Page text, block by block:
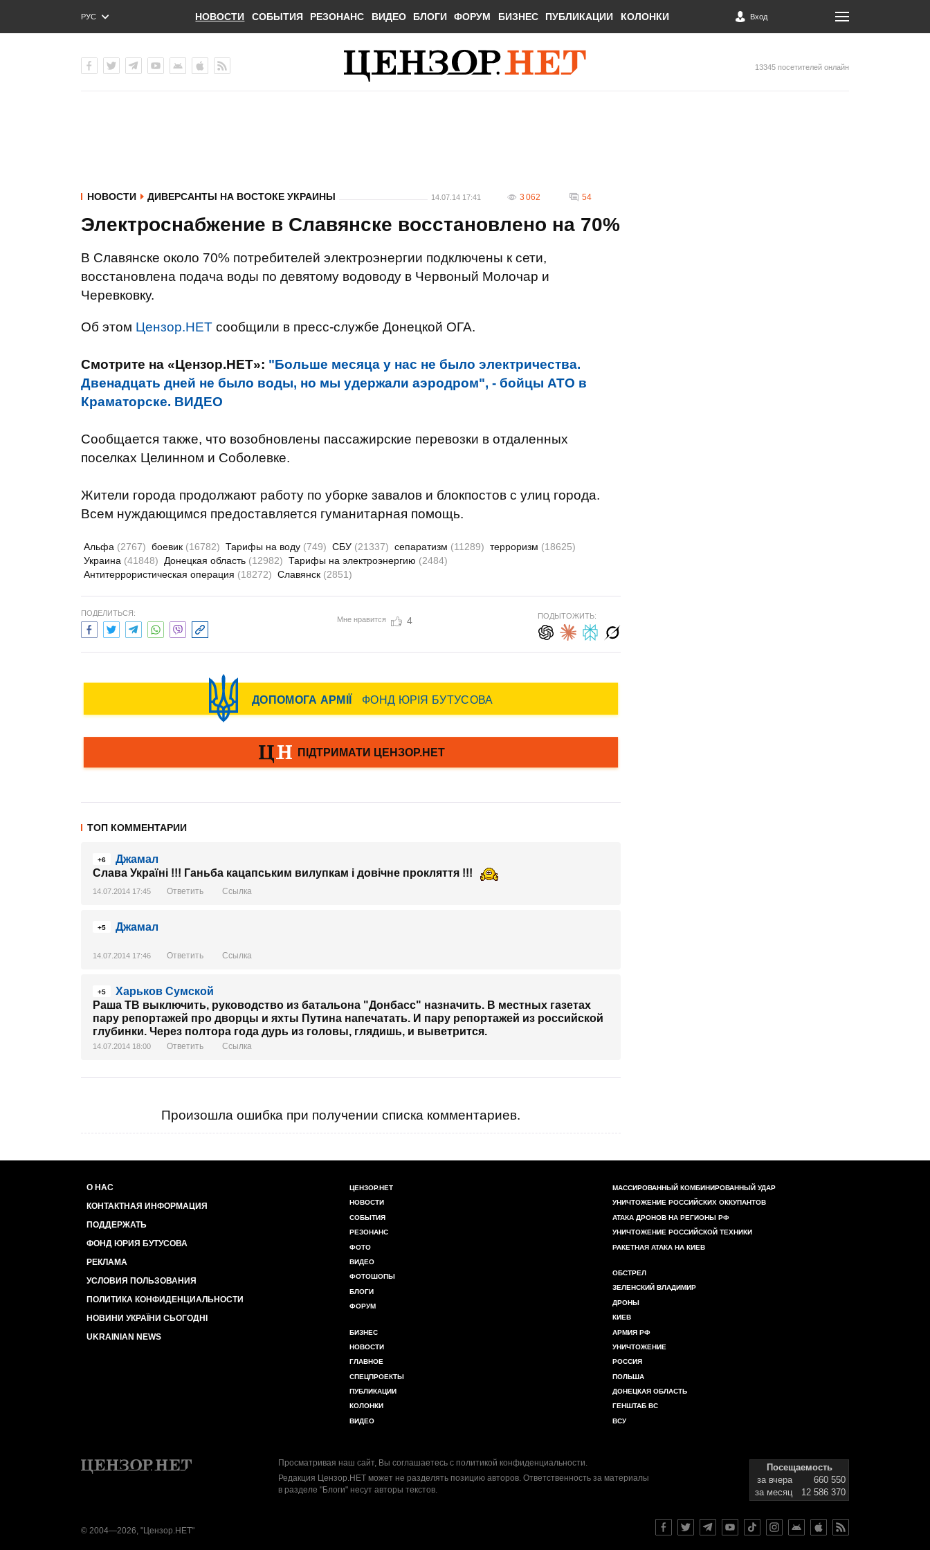
РУС
ENG
НОВОСТИ СОБЫТИЯ РЕЗОНАНС ВИДЕО БЛОГИ ФОРУМ БИЗНЕС ПУБЛИКАЦИИ КОЛОНКИ Вход
13345 посетителей онлайн
НОВОСТИ ДИВЕРСАНТЫ НА ВОСТОКЕ УКРАИНЫ 14.07.14 17:41 3 062 54
Электроснабжение в Славянске восстановлено на 70%
В Славянске около 70% потребителей электроэнергии подключены к сети,
восстановлена подача воды по девятому водоводу в Червоный Молочар и
Черевковку.
Об этом Цензор.НЕТ сообщили в пресс-службе Донецкой ОГА.
Смотрите на «Цензор.НЕТ»: "Больше месяца у нас не было электричества.
Двенадцать дней не было воды, но мы удержали аэродром", - бойцы АТО в
Краматорске. ВИДЕО
Сообщается также, что возобновлены пассажирские перевозки в отдаленных
поселках Целинном и Соболевке.
Жители города продолжают работу по уборке завалов и блокпостов с улиц города.
Всем нуждающимся предоставляется гуманитарная помощь.
Альфа (2767) боевик (16782) Тарифы на воду (749) СБУ (21337) сепаратизм (11289) терроризм (18625)
Украина (41848) Донецкая область (12982) Тарифы на электроэнергию (2484)
Антитеррористическая операция (18272) Славянск (2851)
ПОДЕЛИТЬСЯ:
Мне нравится 4 ПОДЫТОЖИТЬ:
ТОП КОММЕНТАРИИ
+6
Джамал
Слава Україні !!! Ганьба кацапським вилупкам і довічне прокляття !!!
14.07.2014 17:45 Ответить Ссылка
+5 Джамал
14.07.2014 17:46 Ответить Ссылка
+5
Харьков Сумской
Раша ТВ выключить, руководство из батальона "Донбасс" назначить. В местных газетах
пару репортажей про дворцы и яхты Путина напечатать. И пару репортажей из российской
глубинки. Через полтора года дурь из головы, глядишь, и выветрится.
14.07.2014 18:00 Ответить Ссылка
Произошла ошибка при получении списка комментариев.
О НАС
КОНТАКТНАЯ ИНФОРМАЦИЯ
ПОДДЕРЖАТЬ
ФОНД ЮРИЯ БУТУСОВА
РЕКЛАМА
УСЛОВИЯ ПОЛЬЗОВАНИЯ
ПОЛИТИКА КОНФИДЕНЦИАЛЬНОСТИ
НОВИНИ УКРАЇНИ СЬОГОДНІ
UKRAINIAN NEWS
ЦЕНЗОР.НЕТ
НОВОСТИ
СОБЫТИЯ
РЕЗОНАНС
ФОТО
ВИДЕО
ФОТОШОПЫ
БЛОГИ
ФОРУМ
БИЗНЕС
НОВОСТИ
ГЛАВНОЕ
СПЕЦПРОЕКТЫ
ПУБЛИКАЦИИ
КОЛОНКИ
ВИДЕО
МАССИРОВАННЫЙ КОМБИНИРОВАННЫЙ УДАР
УНИЧТОЖЕНИЕ РОССИЙСКИХ ОККУПАНТОВ
АТАКА ДРОНОВ НА РЕГИОНЫ РФ
УНИЧТОЖЕНИЕ РОССИЙСКОЙ ТЕХНИКИ
РАКЕТНАЯ АТАКА НА КИЕВ
ОБСТРЕЛ
ЗЕЛЕНСКИЙ ВЛАДИМИР
ДРОНЫ
КИЕВ
АРМИЯ РФ
УНИЧТОЖЕНИЕ
РОССИЯ
ПОЛЬША
ДОНЕЦКАЯ ОБЛАСТЬ
ГЕНШТАБ ВС
ВСУ
Просматривая наш сайт, Вы соглашаетесь с политикой конфиденциальности.
Редакция Цензор.НЕТ может не разделять позицию авторов. Ответственность за материалы
в разделе "Блоги" несут авторы текстов.
Посещаемость
за вчера
660 550
за месяц
12 586 370
© 2004—2026, "Цензор.НЕТ"